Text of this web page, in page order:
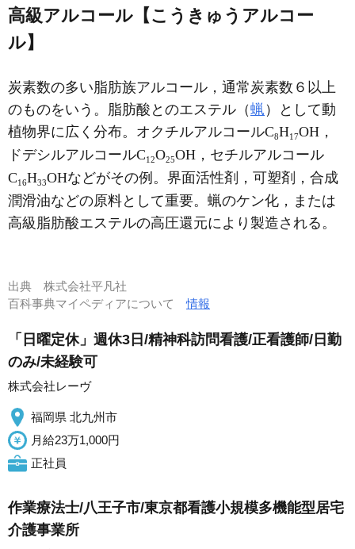
高級アルコール【こうきゅうアルコー
ル】
炭素数の多い脂肪族アルコール，通常炭素数６以上
のものをいう。脂肪酸とのエステル（蝋 ）として動
植物界に広く分布。オクチルアルコールC8H17OH，
ドデシルアルコールC12O25OH，セチルアルコール
C16H33OHなどがその例。界面活性剤，可塑剤，合成
潤滑油などの原料として重要。蝋のケン化，または
高級脂肪酸エステルの高圧還元により製造される。
出典 株式会社平凡社
百科事典マイペディアについて情報
「日曜定休」週休3日/精神科訪問看護/正看護師/日勤
のみ/未経験可
株式会社レーヴ
福岡県 北九州市
月給23万1,000円
正社員
作業療法士/八王子市/東京都看護小規模多機能型居宅
介護事業所